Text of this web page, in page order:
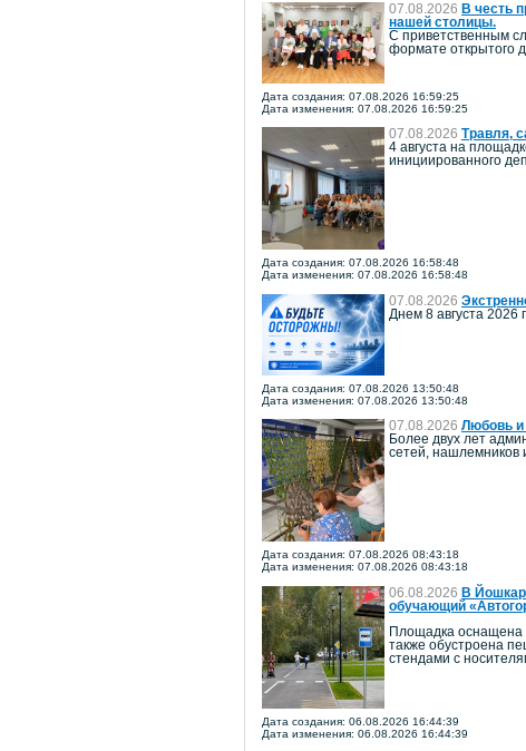
07.08.2026 В честь
нашей столицы.
С приветственным
формате открытого
Дата создания: 07.08.2026 16:59:25
Дата изменения: 07.08.2026 16:59:25
07.08.2026 Травля,
4 августа на
инициированного
Дата создания: 07.08.2026 16:58:48
Дата изменения: 07.08.2026 16:58:48
07.08.2026
Днем 8 августа 2026
Дата создания: 07.08.2026 13:50:48
Дата изменения: 07.08.2026 13:50:48
07.08.2026 Любовь и
Более двух лет
сетей, нашлемников
Дата создания: 07.08.2026 08:43:18
Дата изменения: 07.08.2026 08:43:18
06.08.2026 В
обучающий
Площадка оснащена
также обустроена
стендами с
Дата создания: 06.08.2026 16:44:39
Дата изменения: 06.08.2026 16:44:39